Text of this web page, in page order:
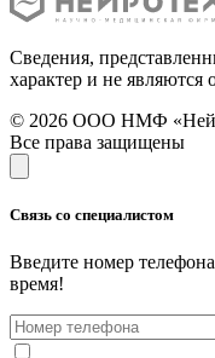
Сведения,
характер и не являются
© 2026 ООО НМФ
Все права защищены
Связь со специалистом
Введите номер
время!